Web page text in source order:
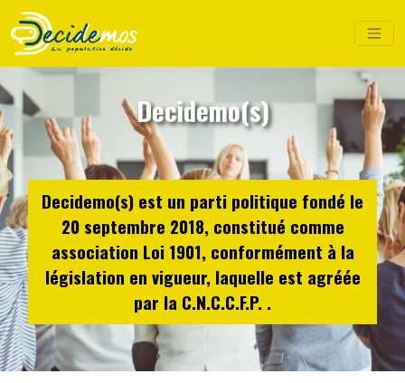
Decidemo(s)
Decidemo(s) est un parti politique fondé le
20 septembre 2018, constitué comme
association Loi 1901, conformément à la
législation en vigueur, laquelle est agréée
par la C.N.C.C.F.P. .